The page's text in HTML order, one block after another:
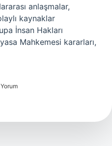
anlaşmalar,
kaynaklar
İnsan Hakları
Mahkemesi kararları,